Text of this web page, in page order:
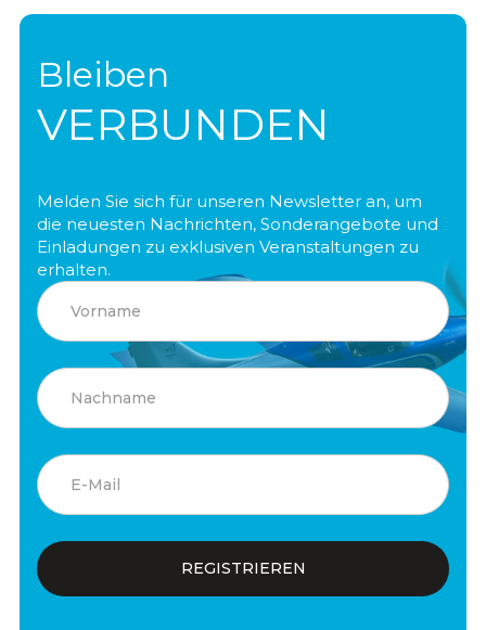
Bleiben
VERBUNDEN
Melden Sie sich für unseren Newsletter an, um
die neuesten Nachrichten, Sonderangebote und
Einladungen zu exklusiven Veranstaltungen zu
erhalten.